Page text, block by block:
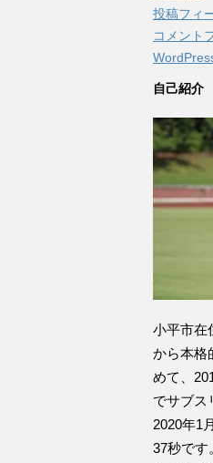
投稿フィ
コメント
自己紹介
小平市在
から本格
めて、
でサブス
2020年1
37秒です